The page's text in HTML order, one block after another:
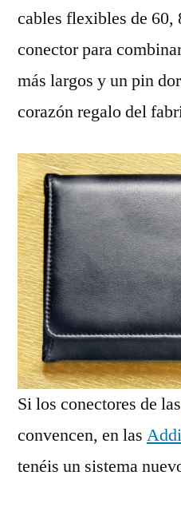
cables flexibles de 60,
conector para
más largos y un pin
corazón regalo del
Si los conectores de las
convencen, en las
tenéis un sistema